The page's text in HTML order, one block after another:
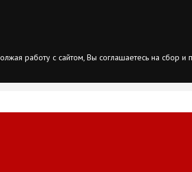
работу с сайтом, Вы соглашаетесь на сбор